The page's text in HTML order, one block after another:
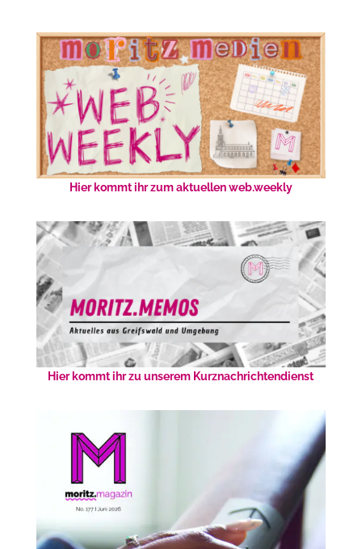
Hier kommt ihr zum aktuellen web.weekly
Hier kommt ihr zu unserem Kurznachrichtendienst